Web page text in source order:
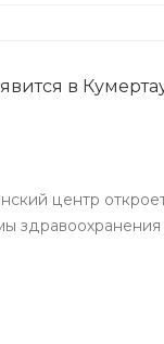
в
центр